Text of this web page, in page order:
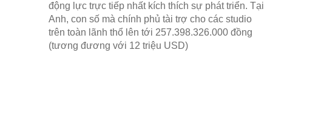
động lực trực tiếp nhất kích thích sự phát triển. Tại
Anh, con số mà chính phủ tài trợ cho các studio
trên toàn lãnh thổ lên tới 257.398.326.000 đồng
(tương đương với 12 triệu USD)